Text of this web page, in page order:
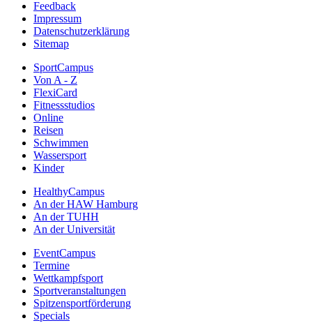
Feedback
Impressum
Datenschutzerklärung
Sitemap
SportCampus
Von A - Z
FlexiCard
Fitnessstudios
Online
Reisen
Schwimmen
Wassersport
Kinder
HealthyCampus
An der HAW Hamburg
An der TUHH
An der Universität
EventCampus
Termine
Wettkampfsport
Sportveranstaltungen
Spitzensportförderung
Specials